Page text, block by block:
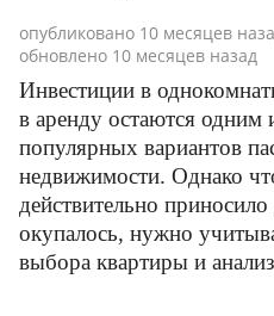
опубликовано 10 месяцев
обновлено 10 месяцев назад
Инвестиции в
в аренду остаются
популярных вариантов
недвижимости. Однако
действительно
окупалось, нужно
выбора квартиры и